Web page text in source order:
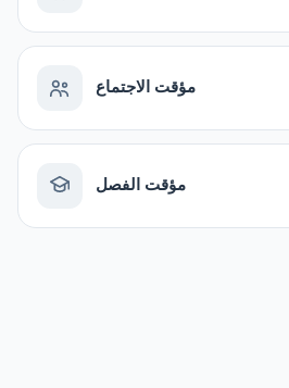
مؤقت الاجتماع
مؤقت الفصل